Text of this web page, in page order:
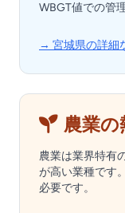
WBGT値での管
→ 宮城県の詳細
農業の
農業は業界特有
が高い業種です
必要です。